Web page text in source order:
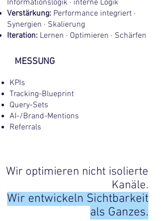
MESSUNG
Informationslogik · interne Logik
Verstärkung: Performance integriert ·
Synergien · Skalierung
Iteration: Lernen · Optimieren · Schärfen
KPIs
Tracking-Blueprint
Query-Sets
AI-/Brand-Mentions
Referrals
Wir optimieren nicht isolierte
Kanäle.
Wir entwickeln Sichtbarkeit
als Ganzes.